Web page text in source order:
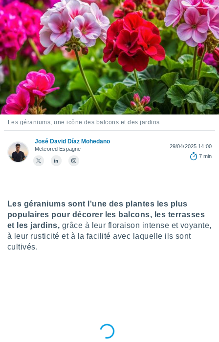
des
par le
nous
à vous
des
de très
»,
au
vous
de
ACCEPTER
ET
CONTINUER
PARAMÈTRES
Les géraniums, une icône des balcons et des jardins
José David Díaz Mohedano
Meteored Espagne
29/04/2025 14:00
7 min
Les géraniums sont l'une des plantes les plus
populaires pour décorer les balcons, les terrasses
et les jardins, grâce à leur floraison intense et voyante,
à leur rusticité et à la facilité avec laquelle ils sont
cultivés.